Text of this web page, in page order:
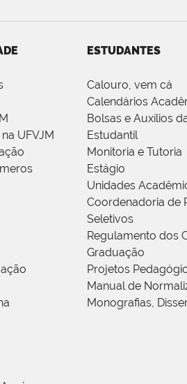
UFVJM
ESTUDANTES
Calouro, vem cá
Calendários
Bolsas e Auxílios
Estudantil
Monitoria e Tutoria
Estágio
Unidades
Coordenadoria de
Seletivos
Regulamento dos
Graduação
Projetos
Manual de
Monografias,